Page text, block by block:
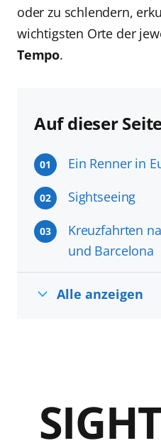
oder zu schlendern,
wichtigsten Orte der
Tempo.
Auf dieser
01 Ein Renner in
02 Sightseeing
03
Kreuzfahrten
und Barcelona
Alle anzeigen